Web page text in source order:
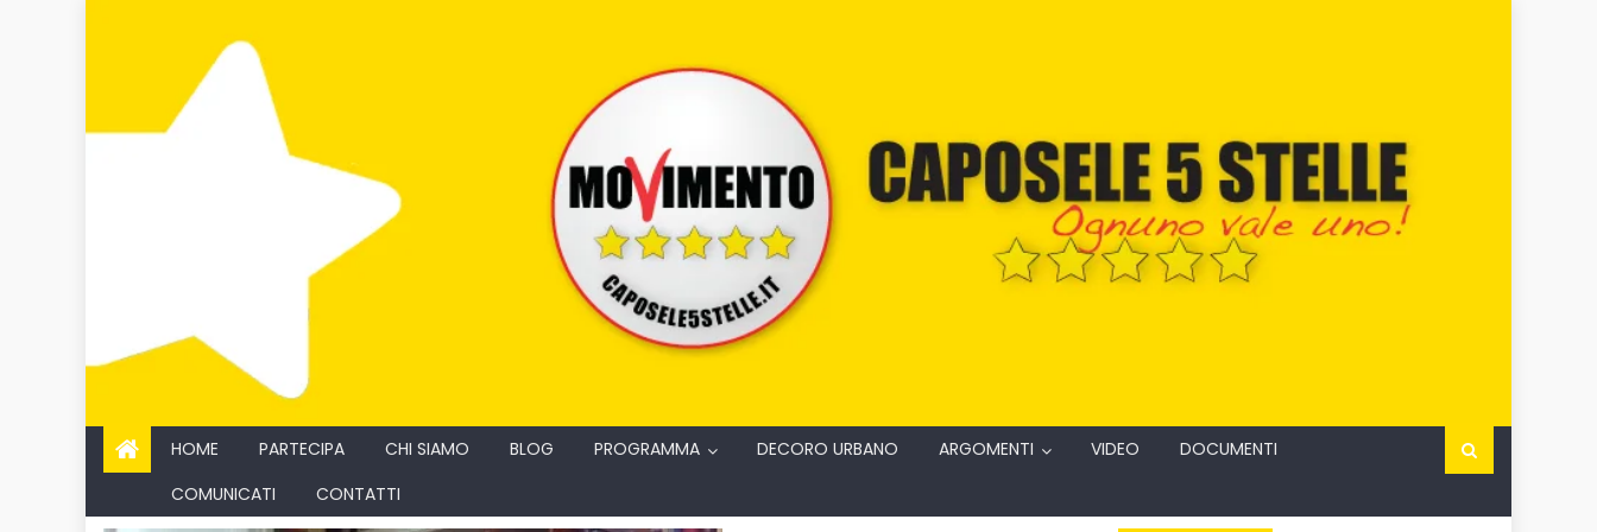
HOME PARTECIPA CHI SIAMO BLOG PROGRAMMA DECORO URBANO ARGOMENTI VIDEO
DOCUMENTI
COMUNICATI
CONTATTI